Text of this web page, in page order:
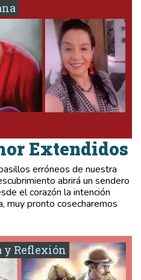
Extendidos
erróneos de nuestra
abrirá un sendero
el corazón la intención
muy pronto cosecharemos
y Reflexión